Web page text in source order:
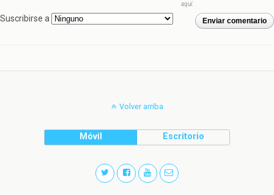
aquí.
Enviar comentario
Suscribirse a
Volver arriba
Móvil Escritorio